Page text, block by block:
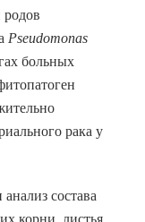
родов
Pseudomonas
больных
рака у
состава
корни, листья